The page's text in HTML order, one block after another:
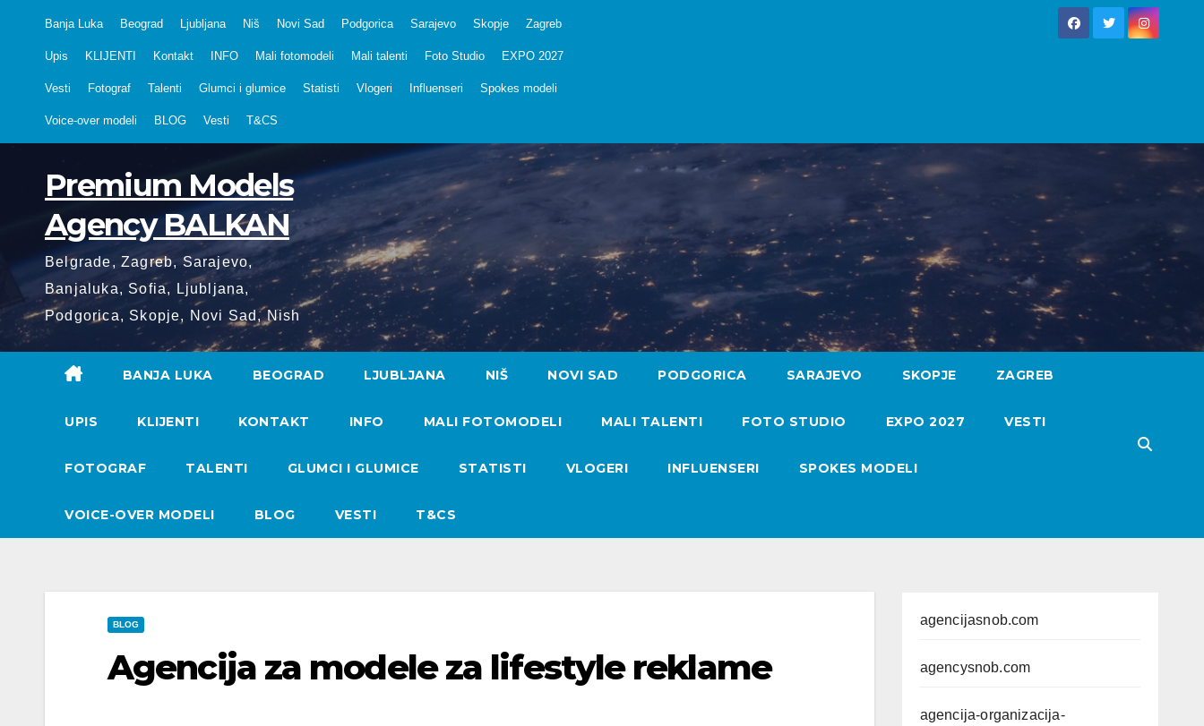
Banja Luka Beograd Ljubljana Niš Novi Sad Podgorica Sarajevo Skopje Zagreb
Upis KLIJENTI Kontakt INFO Mali fotomodeli Mali talenti Foto Studio EXPO 2027
Vesti Fotograf Talenti Glumci i glumice Statisti Vlogeri Influenseri Spokes modeli
Voice-over modeli BLOG Vesti T&CS
Premium Models
Agency BALKAN
Belgrade, Zagreb, Sarajevo,
Banjaluka, Sofia, Ljubljana,
Podgorica, Skopje, Novi Sad, Nish
BANJA LUKA BEOGRAD LJUBLJANA NIŠ NOVI SAD PODGORICA SARAJEVO SKOPJE ZAGREB
UPIS KLIJENTI KONTAKT INFO MALI FOTOMODELI MALI TALENTI FOTO STUDIO EXPO 2027 VESTI
FOTOGRAF TALENTI GLUMCI I GLUMICE STATISTI VLOGERI INFLUENSERI SPOKES MODELI
VOICE-OVER MODELI BLOG VESTI T&CS
BLOG
Agencija za modele za lifestyle reklame
agencijasnob.com
agencysnob.com
agencija-organizacija-